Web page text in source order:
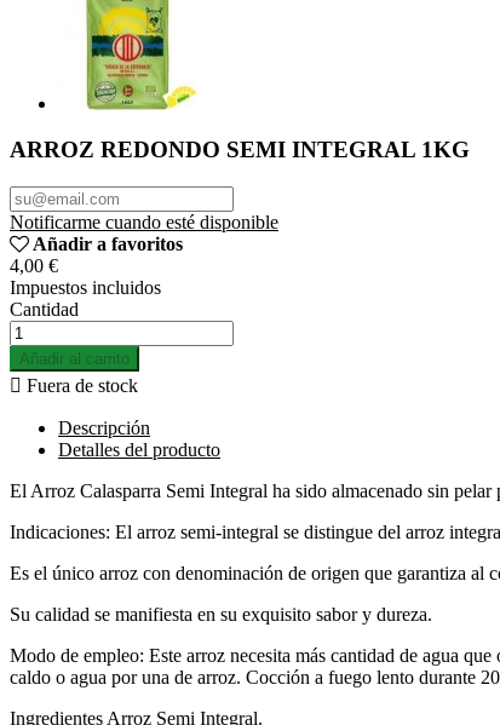
ARROZ REDONDO SEMI INTEGRAL 1KG
Notificarme cuando esté disponible
Añadir a favoritos
4,00 €
Impuestos incluidos
Cantidad
Añadir al carrito
 Fuera de stock
Descripción
Detalles del producto
El Arroz Calasparra Semi Integral ha sido almacenado sin
Indicaciones: El arroz semi-integral se distingue del arroz
Es el único arroz con denominación de origen que garantiza al
Su calidad se manifiesta en su exquisito sabor y dureza.
Modo de empleo: Este arroz necesita más cantidad de agua
caldo o agua por una de arroz. Cocción a fuego lento durante
Ingredientes Arroz Semi Integral.